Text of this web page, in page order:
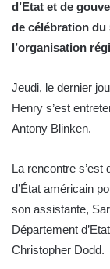
d’Etat et de
de célébration du
l’organisation
Jeudi, le dernier
Henry s’est
Antony Blinken.
La rencontre
d’État américain
son assistante,
Département
Christopher Dodd.